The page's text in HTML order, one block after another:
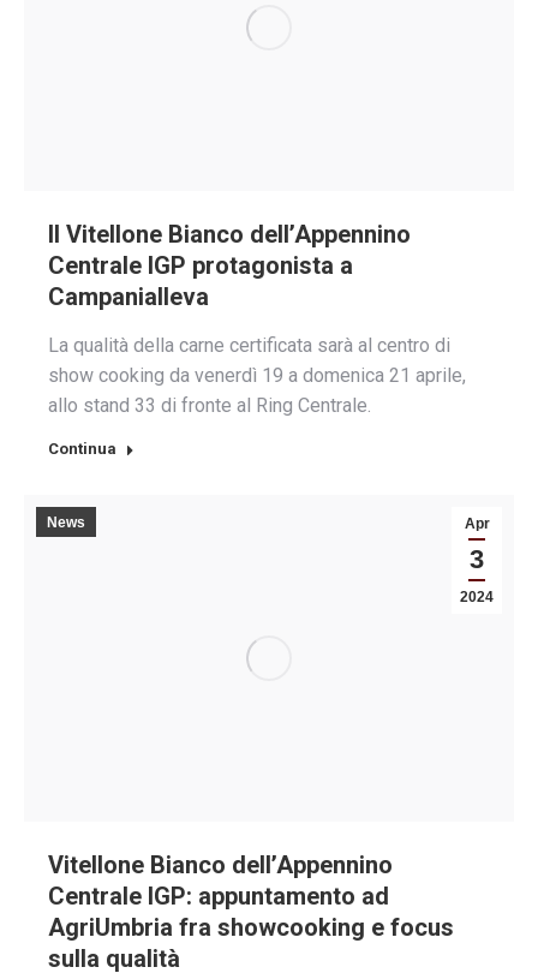
Il Vitellone Bianco dell’Appennino
Centrale IGP protagonista a
Campanialleva
La qualità della carne certificata sarà al centro di
show cooking da venerdì 19 a domenica 21 aprile,
allo stand 33 di fronte al Ring Centrale.
Continua
Apr
3
2024
News
Vitellone Bianco dell’Appennino
Centrale IGP: appuntamento ad
AgriUmbria fra showcooking e focus
sulla qualità